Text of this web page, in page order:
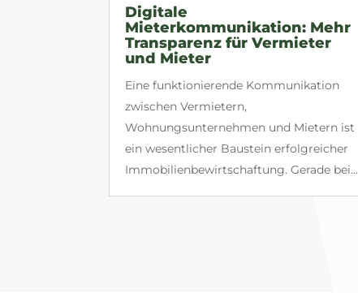
Digitale
Mieterkommunikation: Mehr
Transparenz für Vermieter
und Mieter
Eine funktionierende Kommunikation
zwischen Vermietern,
Wohnungsunternehmen und Mietern ist
ein wesentlicher Baustein erfolgreicher
Immobilienbewirtschaftung. Gerade bei...